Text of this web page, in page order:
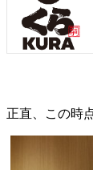
正直、この時